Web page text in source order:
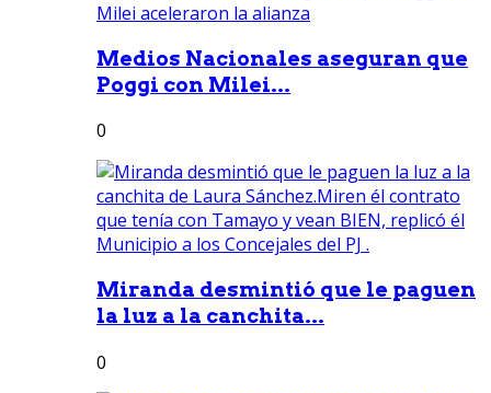
Medios Nacionales aseguran que
Poggi con Milei...
0
Miranda desmintió que le paguen
la luz a la canchita...
0